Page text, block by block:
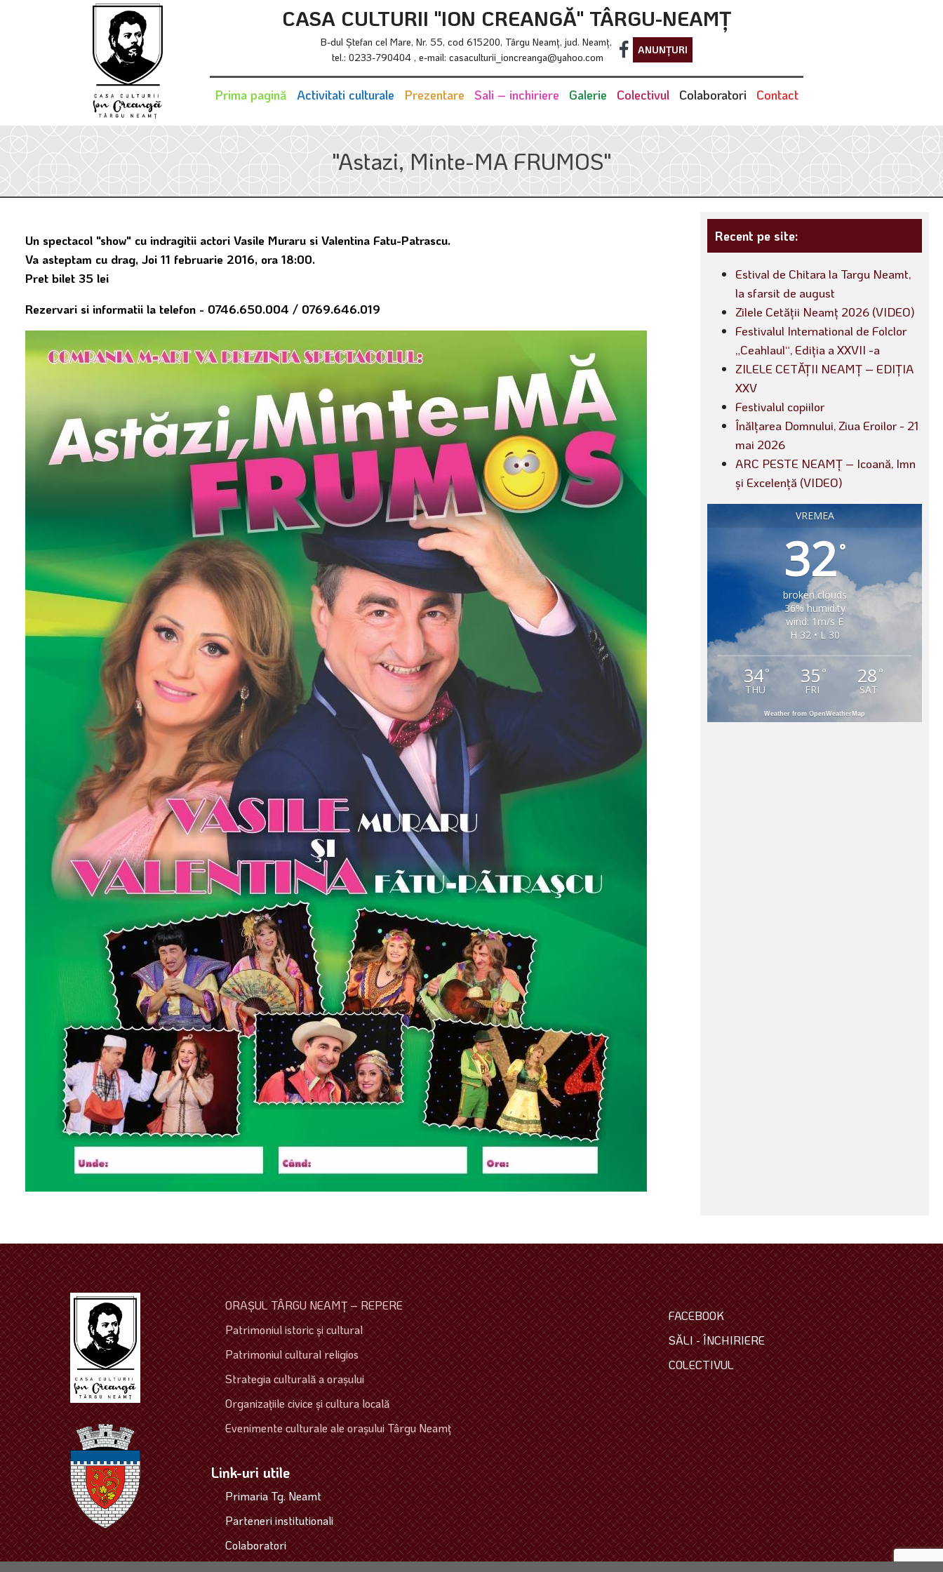
CASA CULTURII "ION CREANGĂ" TÂRGU-NEAMȚ
B-dul Ştefan cel Mare, Nr. 55, cod 615200, Târgu Neamţ, jud. Neamţ,
tel.: 0233-790404 , e-mail: casaculturii_ioncreanga@yahoo.com
ANUNȚURI
Prima pagină Activitati culturale Prezentare Sali – inchiriere Galerie Colectivul Colaboratori Contact
"Astazi, Minte-MA FRUMOS"
Un spectacol "show" cu indragitii actori Vasile Muraru si Valentina Fatu-Patrascu.
Va asteptam cu drag, Joi 11 februarie 2016, ora 18:00.
Pret bilet 35 lei
Rezervari si informatii la telefon - 0746.650.004 / 0769.646.019
Recent pe site:
Estival de Chitara la Targu Neamt,
la sfarsit de august
Zilele Cetății Neamț 2026 (VIDEO)
Festivalul International de Folclor
„Ceahlaul“, Ediția a XXVII -a
ZILELE CETĂȚII NEAMȚ – EDIȚIA
XXV
Festivalul copiilor
Înălțarea Domnului, Ziua Eroilor - 21
mai 2026
ARC PESTE NEAMȚ – Icoană, Imn
și Excelență (VIDEO)
VREMEA
32°
broken clouds
36% humidity
wind: 1m/s E
H 32 • L 30
34°
THU
35 °
FRI
28 °
SAT
Weather from OpenWeatherMap
ORAŞUL TÂRGU NEAMŢ – REPERE
Patrimoniul istoric şi cultural
Patrimoniul cultural religios
Strategia culturală a oraşului
Organizaţiile civice şi cultura locală
Evenimente culturale ale oraşului Târgu Neamţ
Link-uri utile
Primaria Tg. Neamt
Parteneri institutionali
Colaboratori
FACEBOOK
SĂLI - ÎNCHIRIERE
COLECTIVUL